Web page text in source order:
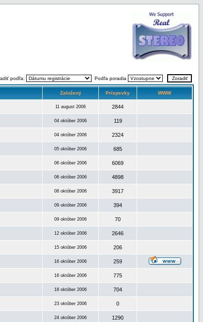
podľa: Podľa poradia
Založený Príspevky WWW
11 august 2006 2844
04 október 2006 119
04 október 2006 2324
05 október 2006 685
06 október 2006 6069
06 október 2006 4898
08 október 2006 3917
09 október 2006 394
09 október 2006 70
12 október 2006 2646
15 október 2006 206
16 október 2006 259
16 október 2006 775
18 október 2006 704
23 október 2006 0
24 október 2006 1290